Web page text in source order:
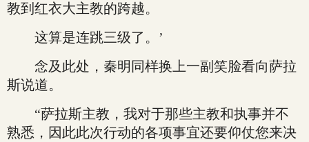
教到红衣大主教的跨越。
这算是连跳三级了。’
念及此处，秦明同样换上一副笑脸看向萨拉
斯说道。
“萨拉斯主教，我对于那些主教和执事并不
熟悉，因此此次行动的各项事宜还要仰仗您来决